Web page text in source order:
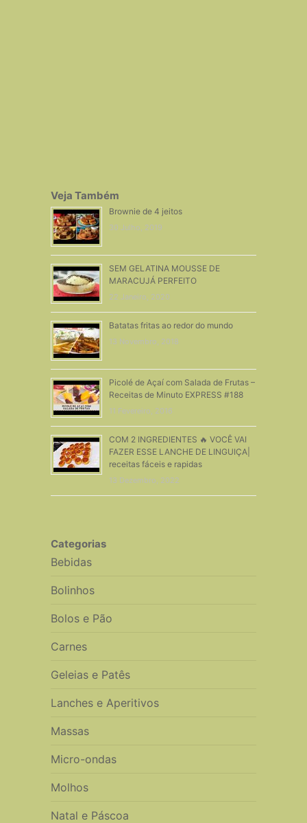
Veja Também
Brownie de 4 jeitos
30 Julho, 2019
SEM GELATINA MOUSSE DE
MARACUJÁ PERFEITO
22 Janeiro, 2020
Batatas fritas ao redor do mundo
13 Novembro, 2018
Picolé de Açaí com Salada de Frutas –
Receitas de Minuto EXPRESS #188
11 Fevereiro, 2016
COM 2 INGREDIENTES 🔥 VOCÊ VAI
FAZER ESSE LANCHE DE LINGUIÇA|
receitas fáceis e rapidas
13 Dezembro, 2022
Categorias
Bebidas
Bolinhos
Bolos e Pão
Carnes
Geleias e Patês
Lanches e Aperitivos
Massas
Micro-ondas
Molhos
Natal e Páscoa